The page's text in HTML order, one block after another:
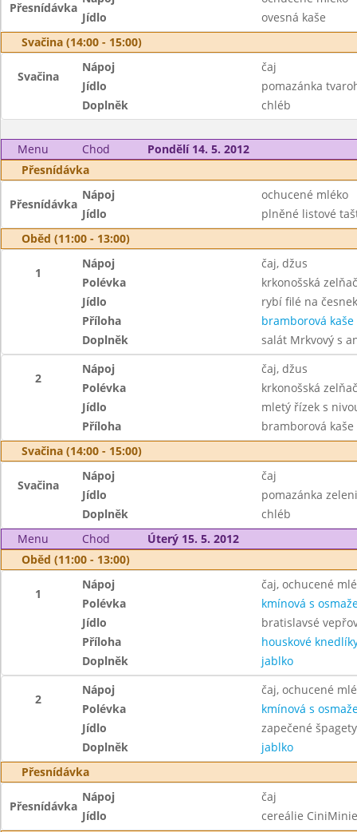
Přesnídávka
Jídlo
ovesná kaše
Svačina (14:00 - 15:00)
Svačina
Nápoj
čaj
Jídlo
pomazánka
Doplněk
chléb
Menu Chod
Pondělí 14. 5. 2012
Přesnídávka
Přesnídávka
Nápoj
ochucené mléko
Jídlo
plněné listové
Oběd (11:00 - 13:00)
1
Nápoj
čaj, džus
Polévka
krkonošská
Jídlo
rybí filé na
Příloha
bramborová kaše
Doplněk
salát Mrkvový s
2
Nápoj
čaj, džus
Polévka
krkonošská
Jídlo
mletý řízek s
Příloha
bramborová kaše
Svačina (14:00 - 15:00)
Svačina
Nápoj
čaj
Jídlo
pomazánka
Doplněk
chléb
Menu
Chod
Úterý 15. 5. 2012
Oběd (11:00 - 13:00)
1
Nápoj
čaj, ochucené
Polévka
kmínová s
Jídlo
bratislavsé
Příloha
houskové
Doplněk
jablko
2
Nápoj
čaj, ochucené
Polévka
kmínová s
Jídlo
zapečené
Doplněk
jablko
Přesnídávka
Přesnídávka
Nápoj
čaj
Jídlo
cereálie